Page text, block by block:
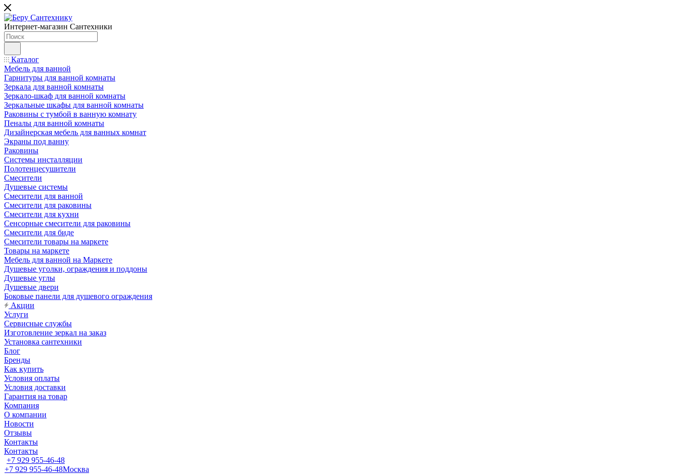
Интернет-магазин Сантехники
Каталог
Мебель для ванной
Гарнитуры для ванной комнаты
Зеркала для ванной комнаты
Зеркало-шкаф для ванной комнаты
Зеркальные шкафы для ванной комнаты
Раковины с тумбой в ванную комнату
Пеналы для ванной комнаты
Дизайнерская мебель для ванных комнат
Экраны под ванну
Раковины
Системы инсталляции
Полотенцесушители
Смесители
Душевые системы
Смесители для ванной
Смесители для раковины
Смесители для кухни
Сенсорные смесители для раковины
Смесители для биде
Смесители товары на маркете
Товары на маркете
Мебель для ванной на Маркете
Душевые уголки, ограждения и поддоны
Душевые углы
Душевые двери
Боковые панели для душевого ограждения
Акции
Услуги
Сервисные службы
Изготовление зеркал на заказ
Установка сантехники
Блог
Бренды
Как купить
Условия оплаты
Условия доставки
Гарантия на товар
Компания
О компании
Новости
Отзывы
Контакты
Контакты
+7 929 955-46-48
+7 929 955-46-48Москва